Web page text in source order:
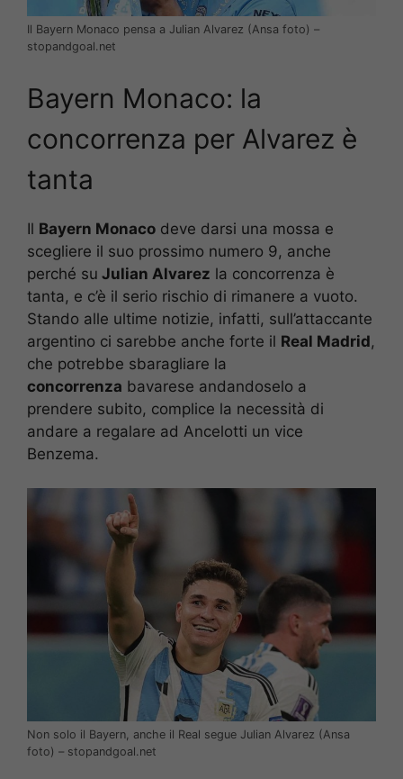
Il Bayern Monaco pensa a Julian Alvarez (Ansa foto) –
stopandgoal.net
Bayern Monaco: la
concorrenza per Alvarez è
tanta
Il Bayern Monaco deve darsi una mossa e
scegliere il suo prossimo numero 9, anche
perché su Julian Alvarez la concorrenza è
tanta, e c’è il serio rischio di rimanere a vuoto.
Stando alle ultime notizie, infatti, sull’attaccante
argentino ci sarebbe anche forte il Real Madrid,
che potrebbe sbaragliare la
concorrenza bavarese andandoselo a
prendere subito, complice la necessità di
andare a regalare ad Ancelotti un vice
Benzema.
Non solo il Bayern, anche il Real segue Julian Alvarez (Ansa
foto) – stopandgoal.net